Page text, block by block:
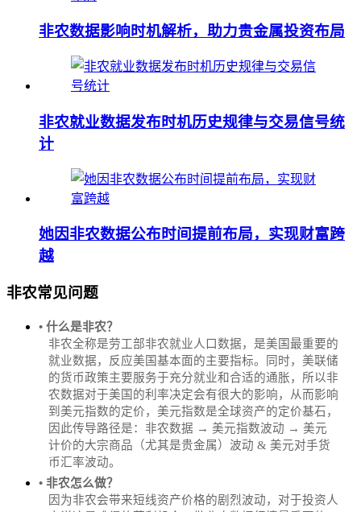
非农数据影响时机解析，助力贵金属投资布局
非农就业数据发布时机历史规律与交易信号统
计
她因非农数据公布时间提前布局，实现财富跨
越
非农常见问题
• 什么是非农？
非农全称是劳工部非农就业人口数据，是美国最重要的
就业数据，反应美国基本面的主要指标。同时，美联储
的货币政策主要服务于充分就业和合适的通胀，所以非
农数据对于美国的利率决定会有很大的影响，从而影响
到美元指数的定价，美元指数是全球资产的定价基石，
因此传导路径是：非农数据 → 美元指数波动 → 美元
计价的大宗商品（尤其是贵金属）波动 & 美元对手货
币汇率波动。
• 非农怎么做？
因为非农会带来短线资产价格的剧烈波动，对于投资人